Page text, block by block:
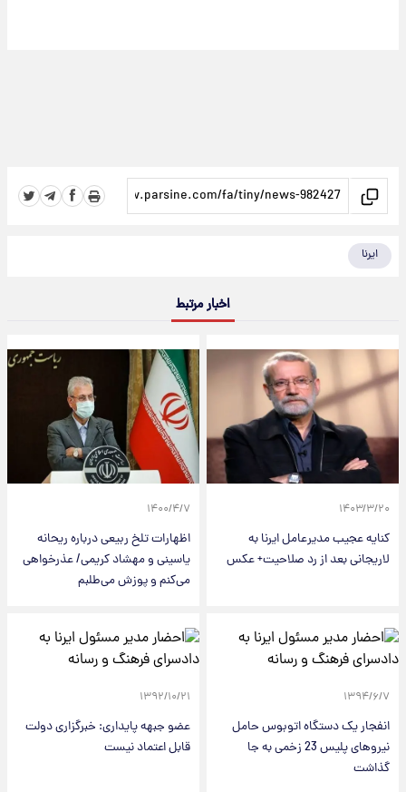
ایرنا
اخبار مرتبط
۱۴۰۳/۳/۲۰
کنایه عجیب مدیرعامل ایرنا به
لاریجانی بعد از رد صلاحیت+ عکس
۱۴۰۰/۴/۷
اظهارات تلخ ربیعی درباره ریحانه
یاسینی و مهشاد کریمی/ عذرخواهی
می‌کنم و پوزش می‌طلبم
۱۳۹۴/۶/۷
انفجار یک دستگاه اتوبوس حامل
نیروهای پلیس 23 زخمی به جا
گذاشت
۱۳۹۲/۱۰/۲۱
عضو جبهه پایداری: خبرگزاری دولت
قابل اعتماد نیست